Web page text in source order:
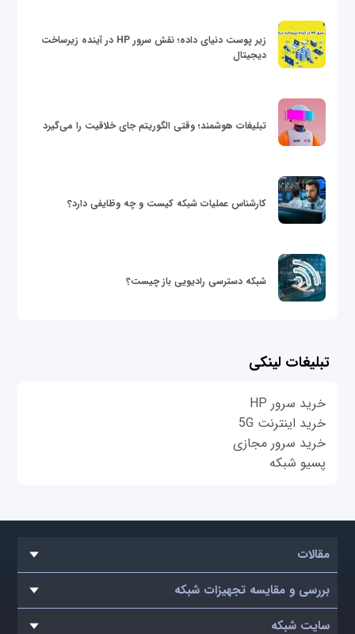
زیر پوست دنیای داده؛ نقش سرور HP در آینده زیرساخت
دیجیتال
تبلیغات هوشمند؛ وقتی الگوریتم جای خلاقیت را می‌گیرد
کارشناس عملیات شبکه کیست و چه وظایفی دارد؟
شبکه دسترسی رادیویی باز چیست؟
تبلیغات لینکی
خرید سرور HP
خرید اینترنت 5G
خرید سرور مجازی
پسیو شبکه
مقالات
بررسی و مقایسه تجهیزات شبکه
سایت شبکه